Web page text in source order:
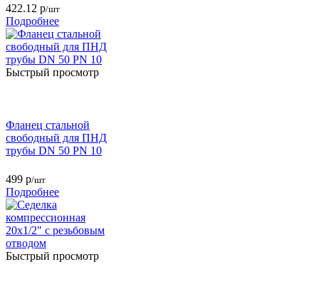
422.12 р/шт
Подробнее
Быстрый просмотр
Фланец стальной
свободный для ПНД
трубы DN 50 PN 10
499 р/шт
Подробнее
Быстрый просмотр